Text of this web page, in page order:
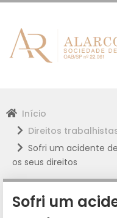
Início
Direitos
Sofri um acidente
os seus direitos
Sofri um